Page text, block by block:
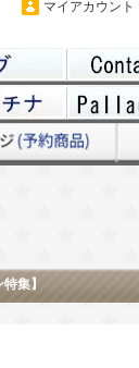
マイアカウント
集】